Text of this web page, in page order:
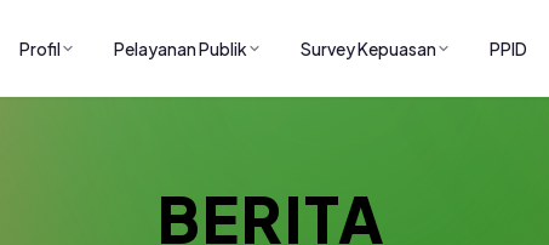
Profil Pelayanan Publik Survey Kepuasan PPID
BERITA